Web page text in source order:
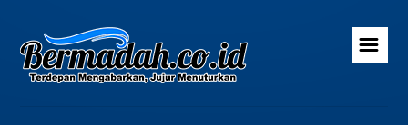
Home
☰